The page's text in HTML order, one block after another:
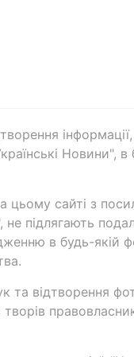
Новини",
цьому сайті з
не підлягають
в будь-якій
та відтворення
творів